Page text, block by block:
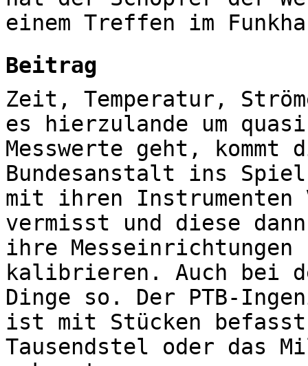
einem Treffen im
Beitrag
Zeit, Temperatur,
es hierzulande um
Messwerte geht,
Bundesanstalt ins
mit ihren Instrumenten
vermisst und diese
ihre
kalibrieren. Auch bei
Dinge so. Der PTB-
ist mit Stücken
Tausendstel oder das